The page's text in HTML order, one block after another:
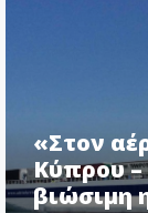
«Στον
Κύπρου –
βιώσιμη